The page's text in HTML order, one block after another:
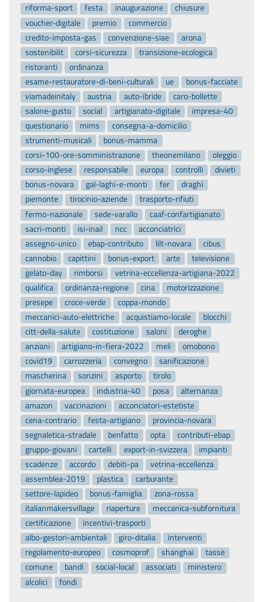
riforma-sport
festa inaugurazione
chiusure
voucher-digitale
premio
commercio
credito-imposta-gas
convenzione-siae
arona
sostenibilit
corsi-sicurezza
transizione-ecologica
ristoranti
ordinanza
esame-restauratore-di-beni-culturali
ue
bonus-facciate
viamadeinitaly
austria auto-ibride
caro-bollette
salone-gusto
social artigianato-digitale
impresa-40
questionario
mims
consegna-a-domicilio
strumenti-musicali
bonus-mamma
corsi-100-ore-somministrazione
theonemilano
oleggio
corso-inglese
responsabile europa controlli
divieti
bonus-novara
gal-laghi-e-monti fer
draghi
piemonte
tirocinio-aziende
trasporto-rifiuti
fermo-nazionale
sede-varallo
caaf-confartigianato
sacri-monti
isi-inail ncc
acconciatrici
assegno-unico
ebap-contributo lilt-novara
cibus
cannobio
capittini bonus-export arte
televisione
gelato-day
rimborsi
vetrina-eccellenza-artigiana-2022
qualifica
ordinanza-regione cina
motorizzazione
presepe
croce-verde
coppa-mondo
meccanici-auto-elettriche
acquistiamo-locale
blocchi
citt-della-salute
costituzione saloni
deroghe
anziani
artigiano-in-fiera-2022 meli
omobono
covid19
carrozzeria convegno
sanificazione
mascherina
sonzini asporto
tirolo
giornata-europea
industria-40 posa
alternanza
amazon
vaccinazioni
acconciatori-estetiste
cena-contrario
festa-artigiano
provincia-novara
segnaletica-stradale
benfatto opta
contributi-ebap
gruppo-giovani
cartelli export-in-svizzera
impianti
scadenze
accordo debiti-pa
vetrina-eccellenza
assemblea-2019
plastica
carburante
settore-lapideo
bonus-famiglia
zona-rossa
italianmakersvillage
riaperture
meccanica-subfornitura
certificazione
incentivi-trasporti
albo-gestori-ambientali
giro-ditalia
interventi
regolamento-europeo
cosmoprof shanghai
tasse
comune
bandi social-local associati
ministero
alcolici
fondi